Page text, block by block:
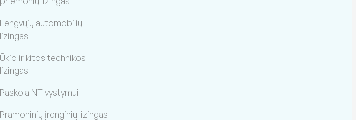
Lengvųjų automobilių
lizingas
Ūkio ir kitos technikos
lizingas
Paskola NT vystymui
Pramoninių įrenginių lizingas